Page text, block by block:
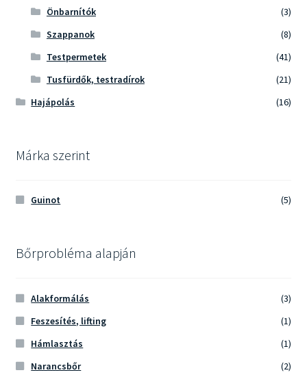
Önbarnítók
(3)
Szappanok
(8)
Testpermetek
(41)
Tusfürdők, testradírok
(21)
Hajápolás
(16)
Márka szerint
Guinot (5)
Bőrprobléma alapján
Alakformálás
(3)
Feszesítés, lifting
(1)
Hámlasztás
(1)
Narancsbőr
(2)